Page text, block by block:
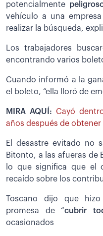
potencialmente
vehículo a una
realizar la búsqueda,
Los trabajadores
encontrando varios
Cuando informó a la
el boleto, “ella lloró de
MIRA AQUÍ: Cayó
años después de
El desastre evitado no
Bitonto, a las afueras de
lo que significa que el
recaído sobre los
Toscano dijo que
promesa de “cubrir
ocasionados